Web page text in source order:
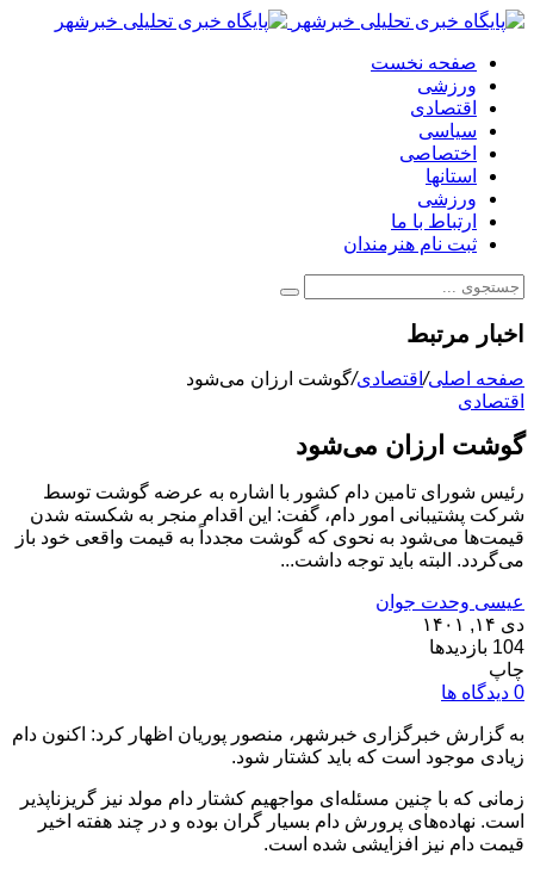
صفحه نخست
ورزشی
اقتصادی
سیاسی
اختصاصی
استانها
ورزشی
ارتباط با ما
ثبت نام هنرمندان
اخبار مرتبط
صفحه اصلی/اقتصادی/گوشت ارزان می‌شود
اقتصادی
گوشت ارزان می‌شود
رئیس شورای تامین دام کشور با اشاره به عرضه گوشت توسط
شرکت پشتیبانی امور دام، گفت: این اقدام منجر به شکسته شدن
قیمت‌ها می‌شود به نحوی که گوشت مجدداً به قیمت واقعی خود باز
می‌گردد. البته باید توجه داشت...
عیسی وحدت جوان
دی ۱۴, ۱۴۰۱
104 بازدیدها
چاپ
0 دیدگاه ها
به گزارش خبرگزاری خبرشهر، منصور پوریان اظهار کرد: اکنون دام
زیادی موجود است که باید کشتار شود.
زمانی که با چنین مسئله‌ای مواجهیم کشتار دام مولد نیز گریزناپذیر
است. نهاده‌های پرورش دام بسیار گران بوده و در چند هفته اخیر
قیمت دام نیز افزایشی شده است.